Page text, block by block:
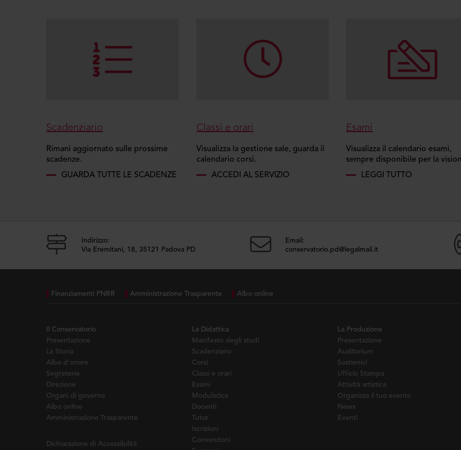
Scadenziario
Rimani aggiornato sulle prossime
scadenze.
GUARDA TUTTE LE SCADENZE
Classi e orari
Visualizza la gestione sale, guarda il
calendario corsi.
ACCEDI AL SERVIZIO
Esami
Visualizza il calendario esami,
sempre disponibile per la
LEGGI TUTTO
Indirizzo:
Via Eremitani, 18, 35121 Padova PD
Email:
conservatorio.pd@legalmail.it
Finanziamenti PNRR Amministrazione Trasparente Albo online
Il Conservatorio
Presentazione
La Storia
Albo d'onore
Segreterie
Direzione
Organi di governo
Albo online
Amministrazione Trasparente
Dichiarazione di Accessibilità
La Didattica
Manifesto degli studi
Scadenziario
Corsi
Classi e orari
Esami
Modulistica
Docenti
Tutor
Iscrizioni
Convenzioni
La Produzione
Presentazione
Auditorium
Sostienici
Ufficio Stampa
Attività artistica
Organizza il tuo evento
News
Eventi